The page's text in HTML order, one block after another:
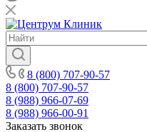
8 (800) 707-90-57
8 (800) 707-90-57
8 (988) 966-07-69
8 (988) 966-00-91
Заказать звонок